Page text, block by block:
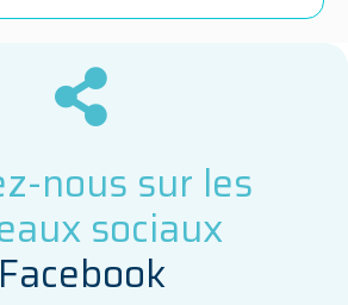
nous sur les
sociaux
Facebook